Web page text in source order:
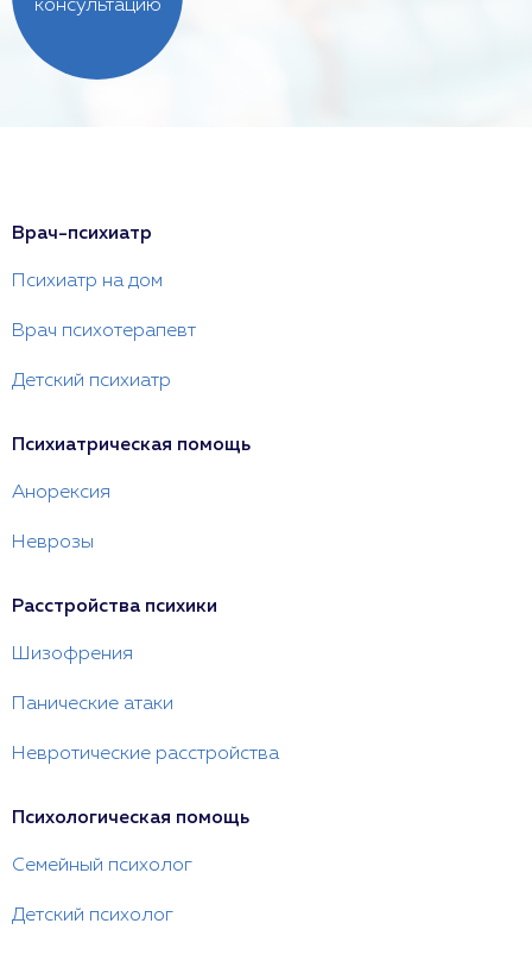
консультацию
Врач-психиатр
Психиатр на дом
Врач психотерапевт
Детский психиатр
Психиатрическая помощь
Анорексия
Неврозы
Расстройства психики
Шизофрения
Панические атаки
Невротические расстройства
Психологическая помощь
Семейный психолог
Детский психолог